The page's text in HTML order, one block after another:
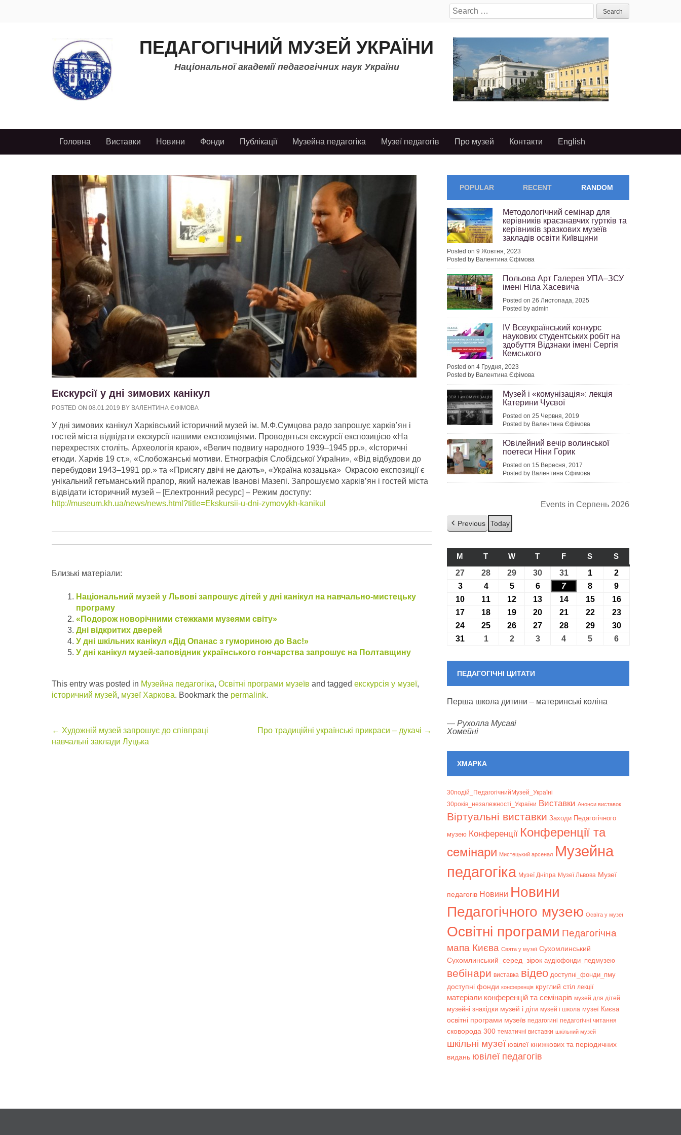
Search
for:
ПЕДАГОГІЧНИЙ МУЗЕЙ УКРАЇНИ
Національної академії педагогічних наук України
Головна Виставки Новини Фонди Публікації Музейна педагогіка Музеї педагогів Про музей Контакти English
Екскурсії у дні зимових канікул
POSTED ON 08.01.2019 BY ВАЛЕНТИНА ЄФІМОВА
У дні зимових канікул Харківський історичний музей ім. М.Ф.Сумцова радо запрошує харків’ян і
гостей міста відвідати екскурсії нашими експозиціями. Проводяться екскурсії експозицією «На
перехрестях століть. Археологія краю», «Велич подвигу народного 1939–1945 рр.», «Історичні
етюди. Харків 19 ст.», «Слобожанські мотиви. Етнографія Слобідської України», «Від відбудови до
перебудови 1943–1991 рр.» та «Присягу двічі не дають», «Україна козацька» Окрасою експозиції є
унікальний гетьманський прапор, який належав Іванові Мазепі. Запрошуємо харків’ян і гостей міста
відвідати історичний музей – [Електронний ресурс] – Режим доступу:
http://museum.kh.ua/news/news.html?title=Ekskursii-u-dni-zymovykh-kanikul
Близькі матеріали:
Національний музей у Львові запрошує дітей у дні канікул на навчально-мистецьку
програму
«Подорож новорічними стежками музеями світу»
Дні відкритих дверей
У дні шкільних канікул «Дід Опанас з гумориною до Вас!»
У дні канікул музей-заповідник українського гончарства запрошує на Полтавщину
This entry was posted in Музейна педагогіка, Освітні програми музеїв and tagged екскурсія у музеї,
історичний музей, музеї Харкова. Bookmark the permalink.
Post
← Художній музей запрошує до співпраці
навчальні заклади Луцька
Про традиційні українські прикраси – дукачі →
POPULAR RECENT RANDOM
Методологічний семінар для
керівників краєзнавчих гуртків та
керівників зразкових музеїв
закладів освіти Київщини
Posted on 9 Жовтня, 2023
Posted by Валентина Єфімова
Польова Арт Галерея УПА–ЗСУ
імені Ніла Хасевича
Posted on 26 Листопада, 2025
Posted by admin
IV Всеукраїнський конкурс
наукових студентських робіт на
здобуття Відзнаки імені Сергія
Кемського
Posted on 4 Грудня, 2023
Posted by Валентина Єфімова
Музей і «комунізація»: лекція
Катерини Чуєвої
Posted on 25 Червня, 2019
Posted by Валентина Єфімова
Ювілейний вечір волинської
поетеси Ніни Горик
Posted on 15 Вересня, 2017
Posted by Валентина Єфімова
Events in Серпень 2026
Previous Today
M ПОНЕДІЛОК
T ВІВТОРОК
WСЕРЕДА
T ЧЕТВЕР
FП’ЯТНИЦЯ
S СУБОТА
S
27 27.07.2026
28 28.07.2026
29 29.07.2026
30 30.07.2026
3131.07.2026
1 01.08.2026
2
303.08.2026
404.08.2026
505.08.2026
606.08.2026
707.08.2026
8 08.08.2026
9
10 10.08.2026
11 11.08.2026
12 12.08.2026
13 13.08.2026
1414.08.2026
1515.08.2026
1616.08.2026
17 17.08.2026
18 18.08.2026
19 19.08.2026
20 20.08.2026
2121.08.2026
2222.08.2026
2323.08.2026
24 24.08.2026
25 25.08.2026
26 26.08.2026
27 27.08.2026
2828.08.2026
2929.08.2026
3030.08.2026
31 31.08.2026
101.09.2026
202.09.2026
303.09.2026
4 04.09.2026
5 05.09.2026
6
ПЕДАГОГІЧНІ ЦИТАТИ
Перша школа дитини – материнські коліна
— Рухолла Мусаві
Хомейні
ХМАРКА
30подій_ПедагогічнийМузей_Україні
30років_незалежності_України Bиставки Анонси виставок
Віртуальні виставки Заходи Педагогічного
музею Конференції Конференції та
семінари Мистецький арсенал Музейна
педагогіка Музеї Дніпра Музеї Львова Музеї
педагогів Новини Новини
Педагогічного музею Освіта у музеї
Освітні програми Педагогічна
мапа Києва Свята у музеї Сухомлинський
Сухомлинський_серед_зірок аудіофонди_педмузею
вебінари виставка відео доступні_фонди_пму
доступні фонди конференція круглий стіл лекції
матеріали конференцій та семінарів музей для дітей
музейні знахідки музей і діти музей і школа музеї Києва
освітні програми музеїв педагогині педагогічні читання
сковорода 300 тематичні виставки шкільний музей
шкільні музеї ювілеї книжкових та періодичних
видань ювілеї педагогів